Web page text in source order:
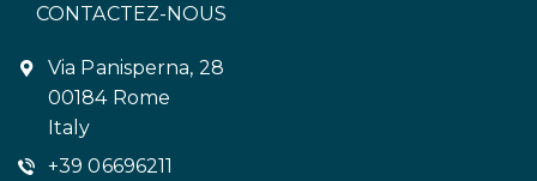
CONTACTEZ-NOUS
Via Panisperna, 28
00184 Rome
Italy
+39 06696211